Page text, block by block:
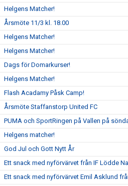
Helgens Matcher!
Årsmöte 11/3 kl. 18.00
Helgens Matcher!
Helgens Matcher!
Dags för Domarkurser!
Helgens Matcher!
Flash Acadamy Påsk Camp!
Årsmöte Staffanstorp United FC
PUMA och SportRingen på Vallen på
Helgens matcher!
God Jul och Gott Nytt År
Ett snack med nyförvärvet från IF Lödde
Ett snack med nyförvärvet Emil Asklund